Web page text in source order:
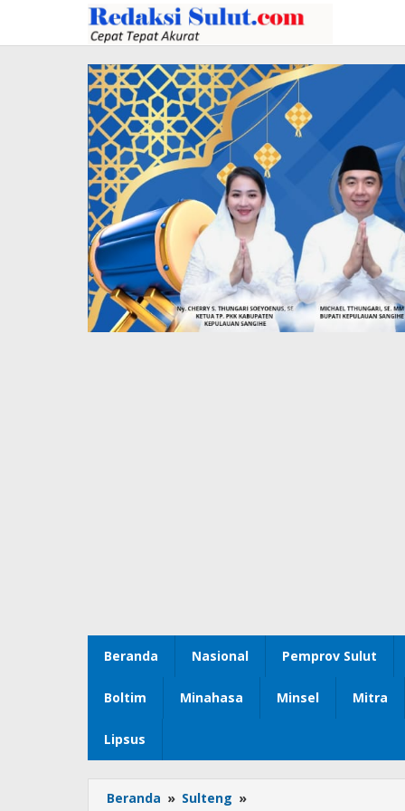
konten
Beranda Nasional Pemprov Sulut
Boltim Minahasa Minsel Mitra
Lipsus
Beranda » Sulteng »